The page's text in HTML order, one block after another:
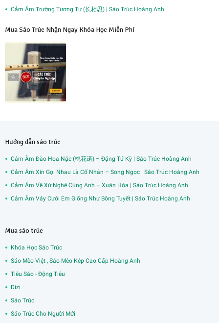
Cảm Âm Trường Tương Tư (长相思) | Sáo Trúc Hoàng Anh
Mua Sáo Trúc Nhận Ngay Khóa Học Miễn Phí
Hướng dẫn sáo trúc
Cảm Âm Đào Hoa Nặc (桃花诺) – Đặng Tử Kỳ | Sáo Trúc Hoàng Anh
Cảm Âm Xin Gọi Nhau Là Cố Nhân – Song Ngọc | Sáo Trúc Hoàng Anh
Cảm Âm Về Xứ Nghệ Cùng Anh – Xuân Hòa | Sáo Trúc Hoàng Anh
Cảm Âm Váy Cưới Em Giống Như Bông Tuyết | Sáo Trúc Hoàng Anh
Mua sáo trúc
Khóa Học Sáo Trúc
Sáo Mèo Việt , Sáo Mèo Kép Cao Cấp Hoàng Anh
Tiêu Sáo - Động Tiêu
Dizi
Sáo Trúc
Sáo Trúc Cho Người Mới